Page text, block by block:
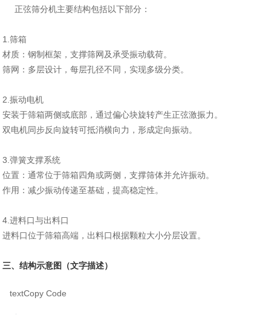
正弦筛分机主要结构包括以下部分：
1‌.筛箱‌
‌材质‌：钢制框架，支撑筛网及承受振动载荷。
‌筛网‌：多层设计，每层孔径不同，实现多级分类。
2‌.振动电机‌
安装于筛箱两侧或底部，通过偏心块旋转产生正弦激振力。
双电机同步反向旋转可抵消横向力，形成定向振动。
3.弹簧支撑系统‌
‌位置‌：通常位于筛箱四角或两侧，支撑筛体并允许振动。
‌作用‌：减少振动传递至基础，提高稳定性。
4‌.进料口与出料口‌
进料口位于筛箱高端，出料口根据颗粒大小分层设置。
三、结构示意图（文字描述）
textCopy Code